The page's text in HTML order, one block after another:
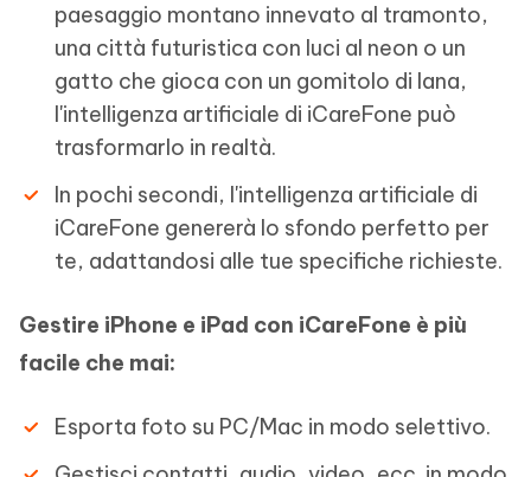
paesaggio montano innevato al tramonto,
una città futuristica con luci al neon o un
gatto che gioca con un gomitolo di lana,
l'intelligenza artificiale di iCareFone può
trasformarlo in realtà.
In pochi secondi, l'intelligenza artificiale di
iCareFone genererà lo sfondo perfetto per
te, adattandosi alle tue specifiche richieste.
Gestire iPhone e iPad con iCareFone è più
facile che mai:
Esporta foto su PC/Mac in modo selettivo.